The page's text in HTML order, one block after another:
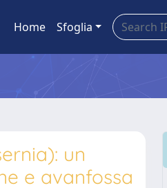
Home Sfoglia
un
e avanfossa